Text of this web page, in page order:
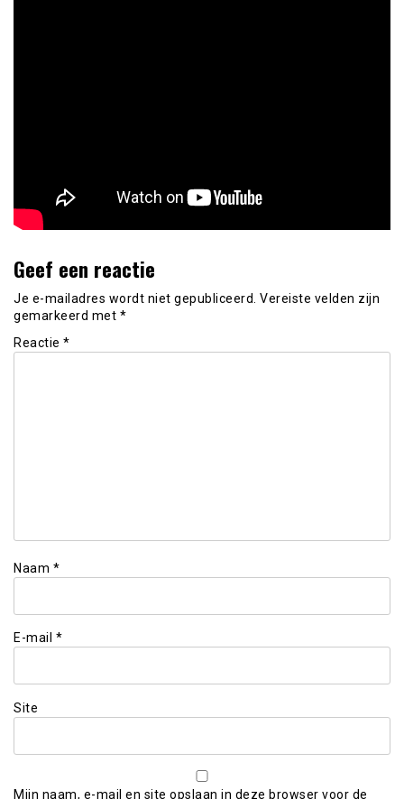
Geef een reactie
Je e-mailadres wordt niet gepubliceerd. Vereiste velden zijn
gemarkeerd met *
Reactie *
Naam *
E-mail *
Site
Mijn naam, e-mail en site opslaan in deze browser voor de